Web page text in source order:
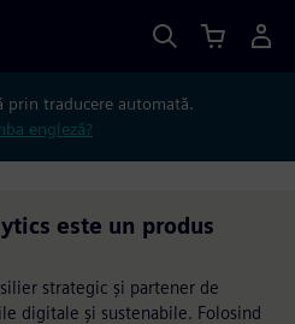
prin traducere automată.
engleză?
este un produs
strategic și partener de
digitale și sustenabile. Folosind